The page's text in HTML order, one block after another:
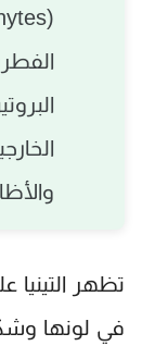
تظهر
في لونها